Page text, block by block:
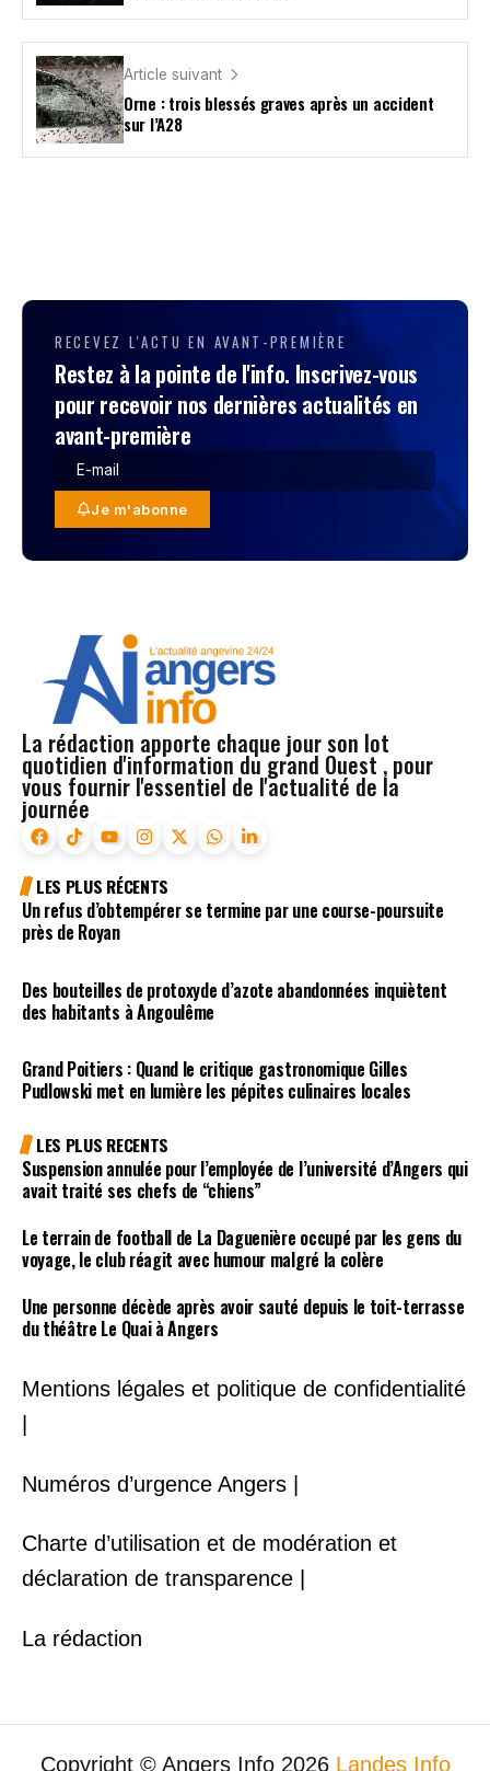
Article suivant
Orne : trois blessés graves après un accident
sur l’A28
RECEVEZ L'ACTU EN AVANT-PREMIÈRE
Restez à la pointe de l'info. Inscrivez-vous
pour recevoir nos dernières actualités en
avant-première
Je m'abonne
La rédaction apporte chaque jour son lot
quotidien d'information du grand Ouest , pour
vous fournir l'essentiel de l'actualité de la
journée
LES PLUS RÉCENTS
Un refus d’obtempérer se termine par une course-poursuite
près de Royan
Des bouteilles de protoxyde d’azote abandonnées inquiètent
des habitants à Angoulême
Grand Poitiers : Quand le critique gastronomique Gilles
Pudlowski met en lumière les pépites culinaires locales
LES PLUS RECENTS
Suspension annulée pour l’employée de l’université d’Angers qui
avait traité ses chefs de “chiens”
Le terrain de football de La Daguenière occupé par les gens du
voyage, le club réagit avec humour malgré la colère
Une personne décède après avoir sauté depuis le toit-terrasse
du théâtre Le Quai à Angers
Mentions légales et politique de confidentialité
Numéros d’urgence Angers |
Charte d’utilisation et de modération et
déclaration de transparence |
La rédaction
Copyright © Angers Info 2026 Landes Info